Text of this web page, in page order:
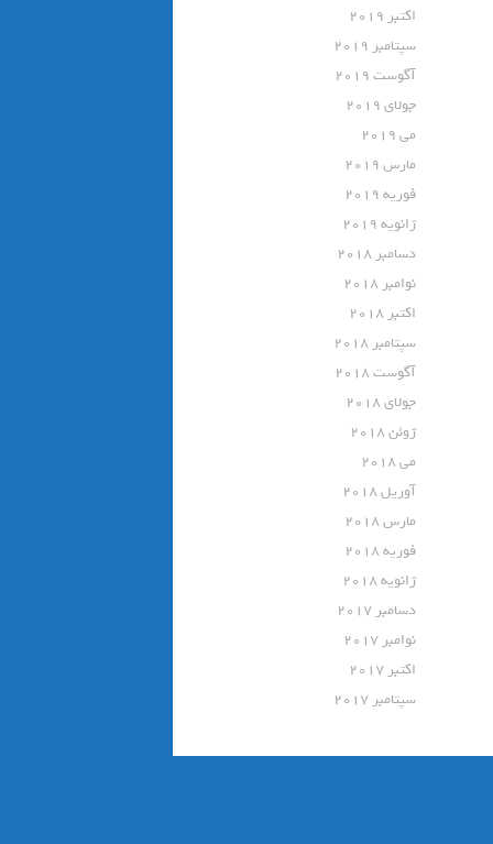
اکتبر 2019
سپتامبر 2019
آگوست 2019
جولای 2019
می 2019
مارس 2019
فوریه 2019
ژانویه 2019
دسامبر 2018
نوامبر 2018
اکتبر 2018
سپتامبر 2018
آگوست 2018
جولای 2018
ژوئن 2018
می 2018
آوریل 2018
مارس 2018
فوریه 2018
ژانویه 2018
دسامبر 2017
نوامبر 2017
اکتبر 2017
سپتامبر 2017